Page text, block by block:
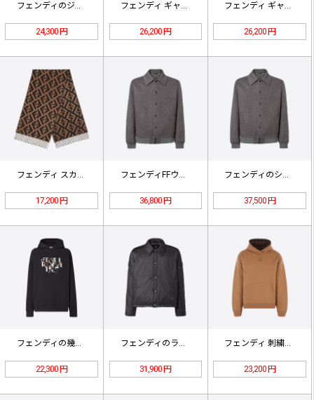
フェンディのジャカードニットセーター
24,300 円
フェンディ ギャバジン ベルトループ…
26,200 円
フェンディ ギャバジン ベルトループ…
26,200 円
17,200 円 36,800 円 37,500 円
フェンディの幾何学模様プリントパーカ…
22,300 円
フェンディのラペルメタリックコットン…
31,900 円
フェンディ 刺繍入りフード付きスウェ…
23,200 円